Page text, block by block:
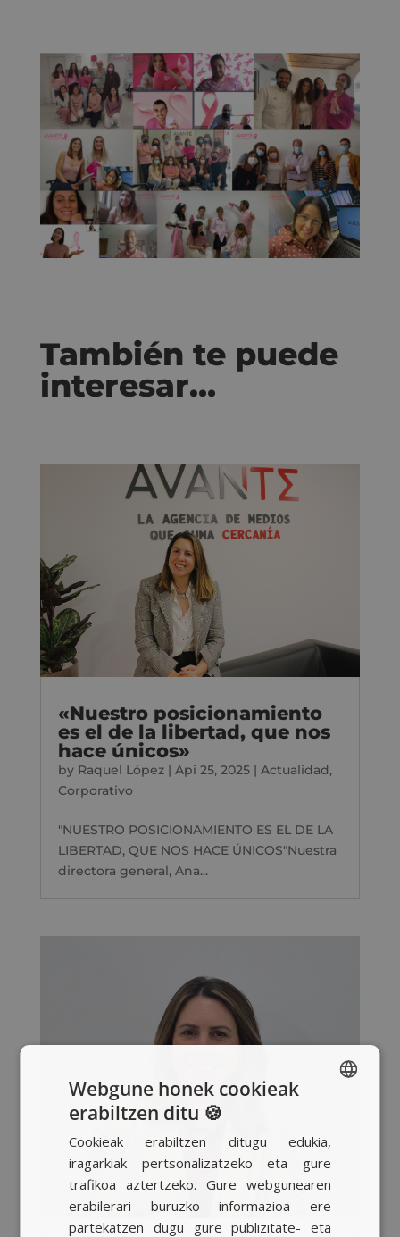
También te puede
interesar…
«Nuestro posicionamiento
es el de la libertad, que nos
hace únicos»
by Raquel López| Api 25, 2025| Actualidad,
Corporativo
"NUESTRO POSICIONAMIENTO ES EL DE LA
LIBERTAD, QUE NOS HACE ÚNICOS"Nuestra
directora general, Ana...
BASQUE
CATALAN
ENGLISH
Webgune honek cookieak
erabiltzen ditu 🍪
Cookieak erabiltzen ditugu edukia,
iragarkiak pertsonalizatzeko eta gure
trafikoa aztertzeko. Gure webgunearen
erabilerari buruzko informazioa ere
partekatzen dugu gure publizitate- eta